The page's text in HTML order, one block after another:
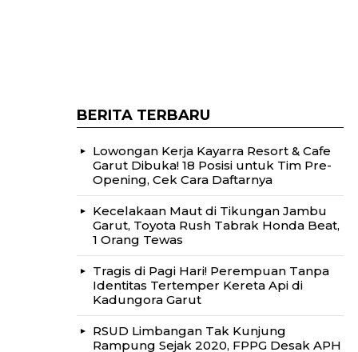
BERITA TERBARU
Lowongan Kerja Kayarra Resort & Cafe
Garut Dibuka! 18 Posisi untuk Tim Pre-
Opening, Cek Cara Daftarnya
Kecelakaan Maut di Tikungan Jambu
Garut, Toyota Rush Tabrak Honda Beat,
1 Orang Tewas
Tragis di Pagi Hari! Perempuan Tanpa
Identitas Tertemper Kereta Api di
Kadungora Garut
RSUD Limbangan Tak Kunjung
Rampung Sejak 2020, FPPG Desak APH